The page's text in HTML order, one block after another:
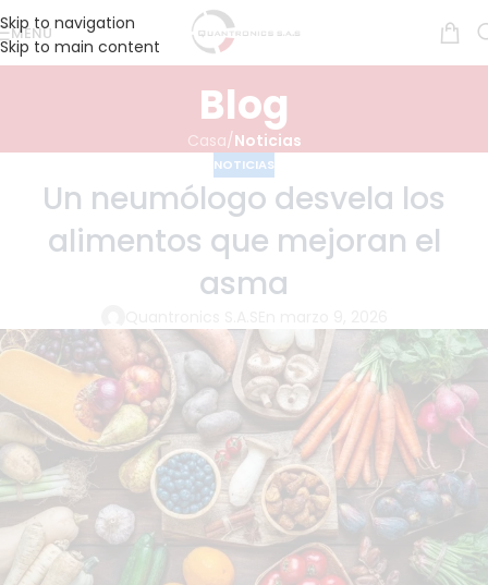
Skip to navigation
Skip to main content
MENÚ
Blog
Casa/Noticias
NOTICIAS
Un neumólogo desvela los
alimentos que mejoran el
asma